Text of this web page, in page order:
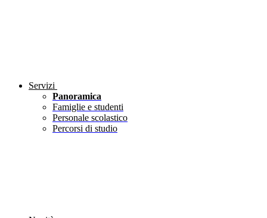
Servizi
Panoramica
Famiglie e studenti
Personale scolastico
Percorsi di studio